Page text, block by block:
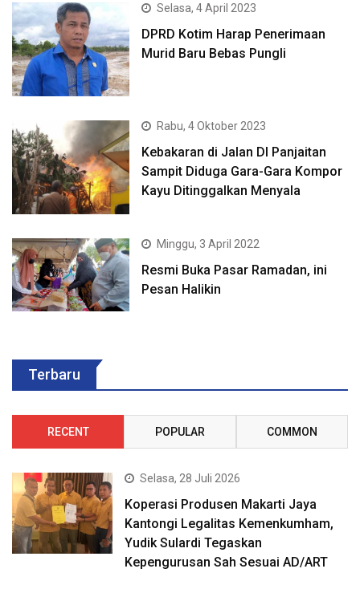
Selasa, 4 April 2023
DPRD Kotim Harap Penerimaan
Murid Baru Bebas Pungli
Rabu, 4 Oktober 2023
Kebakaran di Jalan DI Panjaitan
Sampit Diduga Gara-Gara Kompor
Kayu Ditinggalkan Menyala
Minggu, 3 April 2022
Resmi Buka Pasar Ramadan, ini
Pesan Halikin
Terbaru
RECENT POPULAR COMMON
Selasa, 28 Juli 2026
Koperasi Produsen Makarti Jaya
Kantongi Legalitas Kemenkumham,
Yudik Sulardi Tegaskan
Kepengurusan Sah Sesuai AD/ART